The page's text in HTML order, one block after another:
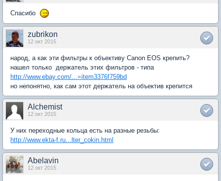
Спасибо
zubrikon
12 окт 2015
народ, а как эти фильтры к объективу Canon EOS крепить?
нашел только держатель этих фильтров - типа
http://www.ebay.com/...=item3376f759bd
но непонятно, как сам этот держатель на объектив крепится
Alchemist
12 окт 2015
У них переходные кольца есть на разные резьбы:
http://www.ekta-f.ru...lter_cokin.html
Abelavin
12 окт 2015